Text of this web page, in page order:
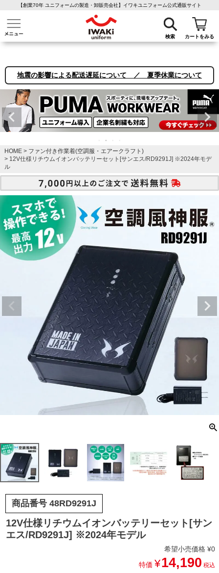
【創業70年 ユニフォームの製造・卸販売会社】イワキユニフォーム公式通販サイト
検索 カートをみる
介護ユニフォーム 作業着・作業服 ファン付き作業着 医療白衣
地震の影響による配送遅延について ／ 夏季休業について
HOME
ファン付き作業着(空調服・エアークラフト)
12V仕様リチウムイオンバッテリーセット[サンエス/RD9291J] ※2024年モデ
ル
商品番号 48RD9291J
12V仕様リチウムイオンバッテリーセット[サン
エス/RD9291J] ※2024年モデル
希望小売価格 ¥0
特価 ¥14,190 税込